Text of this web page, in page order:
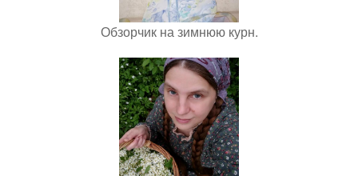
Обзорчик на зимнюю курн.